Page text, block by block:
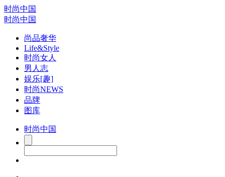
时尚中国
时尚中国
尚品奢华
Life&Style
时尚女人
男人志
娱乐[趣]
时尚NEWS
品牌
图库
时尚中国